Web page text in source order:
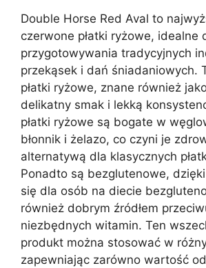
Double Horse Red Aval to
czerwone płatki ryżowe, idealne
przygotowywania tradycyjnych
przekąsek i dań śniadaniowych.
płatki ryżowe, znane również
delikatny smak i lekką
płatki ryżowe są bogate w
błonnik i żelazo, co czyni je
alternatywą dla klasycznych
Ponadto są bezglutenowe,
się dla osób na diecie
również dobrym źródłem
niezbędnych witamin. Ten
produkt można stosować w
zapewniając zarówno wartość